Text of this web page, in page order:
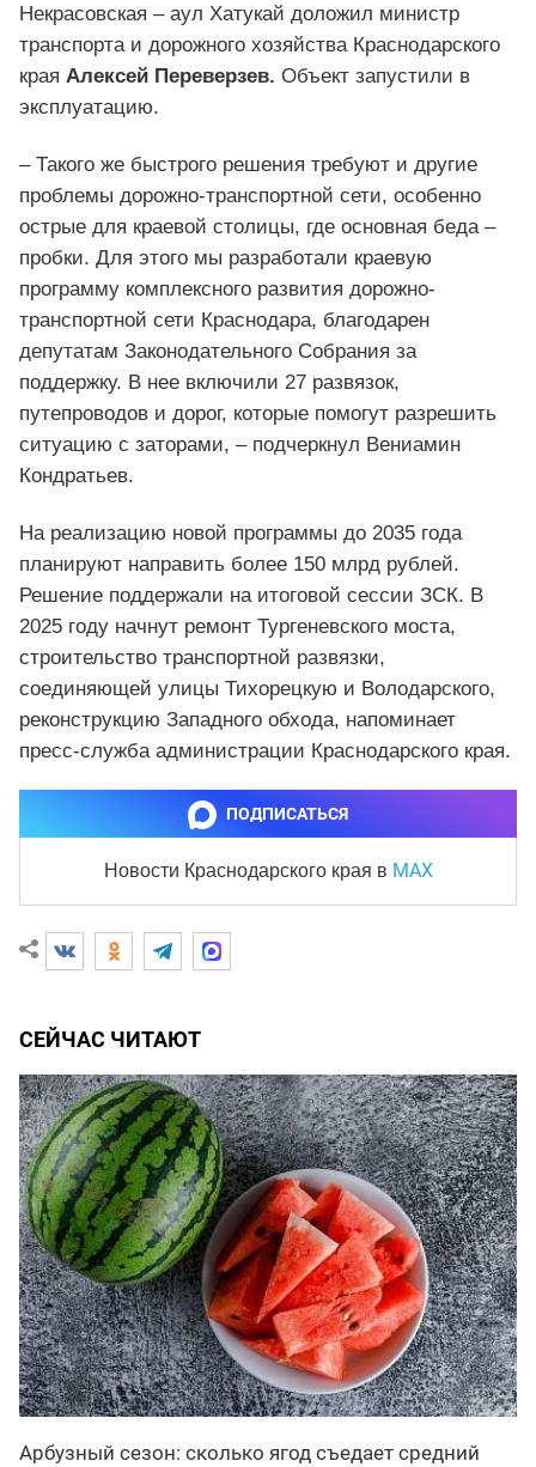
Некрасовская – аул Хатукай доложил министр
транспорта и дорожного хозяйства Краснодарского
края Алексей Переверзев. Объект запустили в
эксплуатацию.
– Такого же быстрого решения требуют и другие
проблемы дорожно-транспортной сети, особенно
острые для краевой столицы, где основная беда –
пробки. Для этого мы разработали краевую
программу комплексного развития дорожно-
транспортной сети Краснодара, благодарен
депутатам Законодательного Собрания за
поддержку. В нее включили 27 развязок,
путепроводов и дорог, которые помогут разрешить
ситуацию с заторами, – подчеркнул Вениамин
Кондратьев.
На реализацию новой программы до 2035 года
планируют направить более 150 млрд рублей.
Решение поддержали на итоговой сессии ЗСК. В
2025 году начнут ремонт Тургеневского моста,
строительство транспортной развязки,
соединяющей улицы Тихорецкую и Володарского,
реконструкцию Западного обхода, напоминает
пресс-служба администрации Краснодарского края.
ПОДПИСАТЬСЯ
Новости Краснодарского края в MAX
СЕЙЧАС ЧИТАЮТ
Арбузный сезон: сколько ягод съедает средний